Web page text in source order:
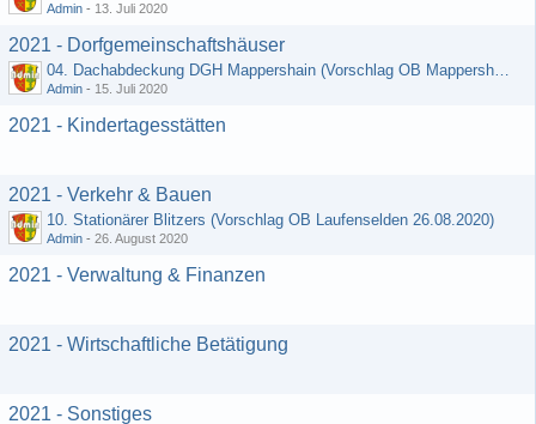
Admin - 13. Juli 2020
2021 - Dorfgemeinschaftshäuser
04. Dachabdeckung DGH Mappershain (Vorschlag OB Mappershain vom 01.07.2020)
Admin - 15. Juli 2020
2021 - Kindertagesstätten
2021 - Verkehr & Bauen
10. Stationärer Blitzers (Vorschlag OB Laufenselden 26.08.2020)
Admin - 26. August 2020
2021 - Verwaltung & Finanzen
2021 - Wirtschaftliche Betätigung
2021 - Sonstiges